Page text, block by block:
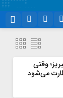
وقتی
می‌شود